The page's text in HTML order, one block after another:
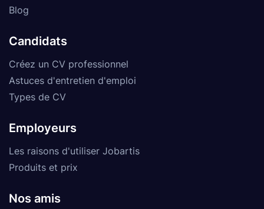
Blog
Candidats
Créez un CV professionnel
Astuces d'entretien d'emploi
Types de CV
Employeurs
Les raisons d'utiliser Jobartis
Produits et prix
Nos amis